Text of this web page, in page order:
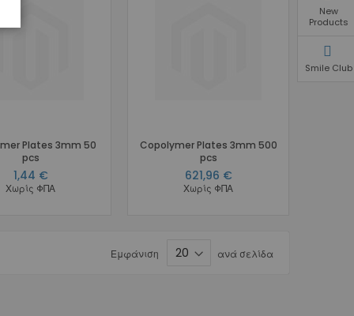
Plates 3mm 50
pcs
1,44 €
Χωρίς ΦΠΑ
Copolymer Plates 3mm 500
pcs
621,96 €
Χωρίς ΦΠΑ
Εμφάνιση ανά σελίδα
New
Products
Smile Club